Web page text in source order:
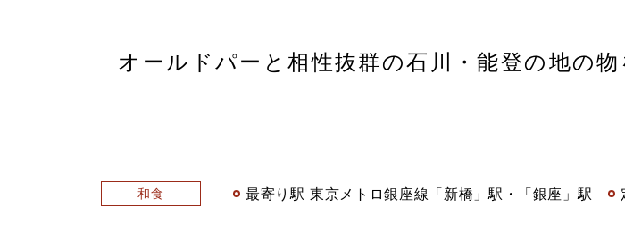
オールドパーと相性抜群の石川・能登の地の
和食 最寄り駅 東京メトロ銀座線「新橋」駅・「銀座」駅